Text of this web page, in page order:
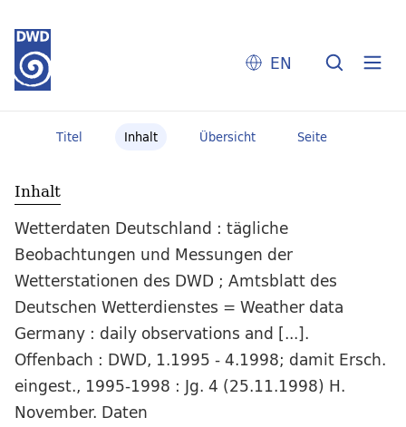
EN
Titel Inhalt Übersicht Seite
Inhalt
Wetterdaten Deutschland : tägliche
Beobachtungen und Messungen der
Wetterstationen des DWD ; Amtsblatt des
Deutschen Wetterdienstes = Weather data
Germany : daily observations and [...].
Offenbach : DWD, 1.1995 - 4.1998; damit Ersch.
eingest., 1995-1998 : Jg. 4 (25.11.1998) H.
November. Daten